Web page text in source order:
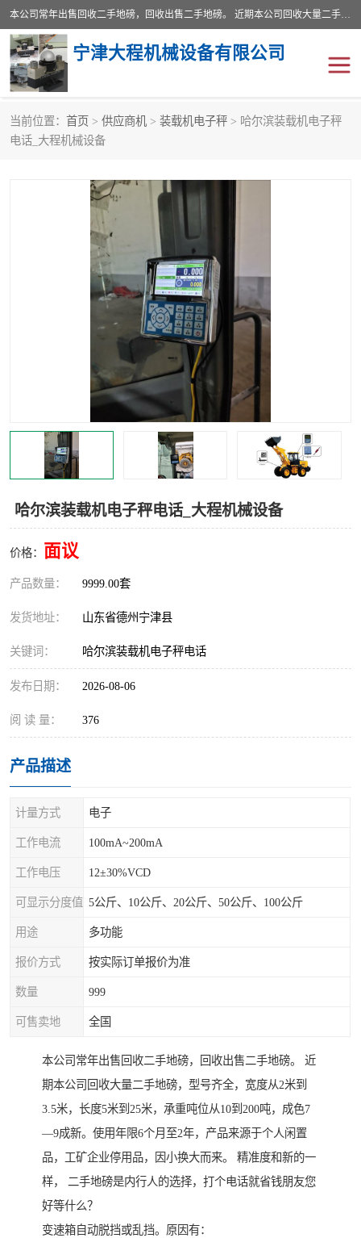
本公司常年出售回收二手地磅，回收出售二手地磅。 近期本公司回收大量二手地磅，型号齐全，宽度从2米到3.5米，长度5米到25米，承重吨位从10到200吨，成色7—9成新。 ? 使用年限6个月至2年，产品来源于个人闲置品，工矿企业停用品，因小换大而来。 精准度和新的一样， 二手地磅是内行人的选择，打个电话就省钱朋友您好等什么
宁津大程机械设备有限公司
当前位置： 首页 > 供应商机 > 装载机电子秤 > 哈尔滨装载机电子秤
电话_大程机械设备
哈尔滨装载机电子秤电话_大程机械设备
价格： 面议
产品数量： 9999.00套
发货地址： 山东省德州宁津县
关键词： 哈尔滨装载机电子秤电话
发布日期： 2026-08-06
阅 读 量： 376
产品描述
计量方式 电子
工作电流 100mA~200mA
工作电压 12±30%VCD
可显示分度值 5公斤、10公斤、20公斤、50公斤、100公斤
用途 多功能
报价方式 按实际订单报价为准
数量 999
可售卖地 全国
本公司常年出售回收二手地磅，回收出售二手地磅。 近
期本公司回收大量二手地磅，型号齐全，宽度从2米到
3.5米，长度5米到25米，承重吨位从10到200吨，成色7
—9成新。使用年限6个月至2年，产品来源于个人闲置
品，工矿企业停用品，因小换大而来。 精准度和新的一
样， 二手地磅是内行人的选择，打个电话就省钱朋友您
好等什么？
变速箱自动脱挡或乱挡。原因有：
地磅
废纸打包机
食品烘干机
装载机电子秤 输送机
半自动输送机 全自动输送机
食品螺旋塔
木材撕碎机
金属撕碎机